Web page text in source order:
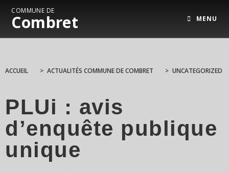
COMMUNE DE
Combret MENU
ACCUEIL > ACTUALITÉS COMMUNE DE COMBRET > UNCATEGORIZED
PLUi : avis
d’enquête publique
unique